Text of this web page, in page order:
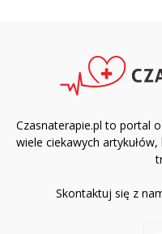
Czasnaterapie.pl to portal
wiele ciekawych
Skontaktuj się z